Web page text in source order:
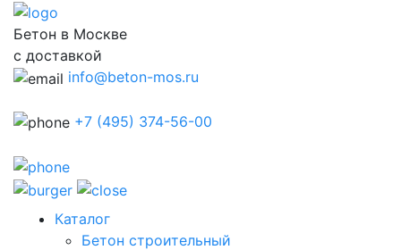
Бетон в Москве
с доставкой
info@beton-mos.ru
+7 (495) 374-56-00
Каталог
Бетон строительный